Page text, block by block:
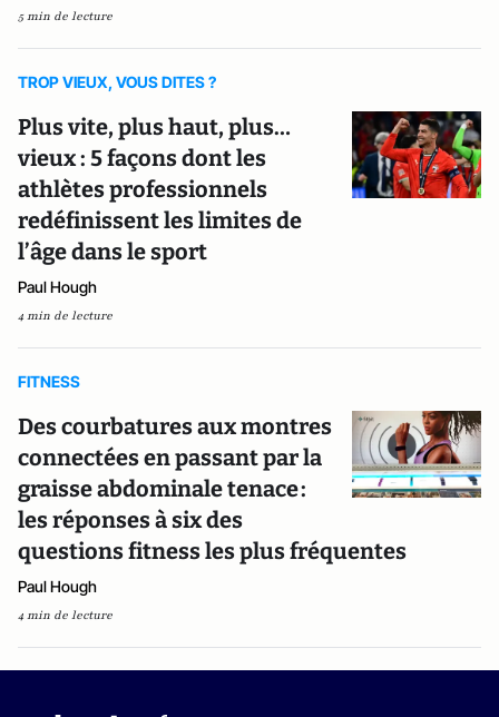
5 min de lecture
TROP VIEUX, VOUS DITES ?
Plus vite, plus haut, plus…
vieux : 5 façons dont les
athlètes professionnels
redéfinissent les limites de
l’âge dans le sport
Paul Hough
4 min de lecture
FITNESS
Des courbatures aux montres
connectées en passant par la
graisse abdominale tenace :
les réponses à six des
questions fitness les plus fréquentes
Paul Hough
4 min de lecture